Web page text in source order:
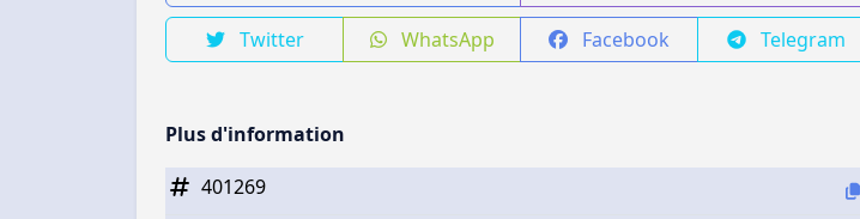
Twitter WhatsApp Facebook Telegram
Plus d'information
401269